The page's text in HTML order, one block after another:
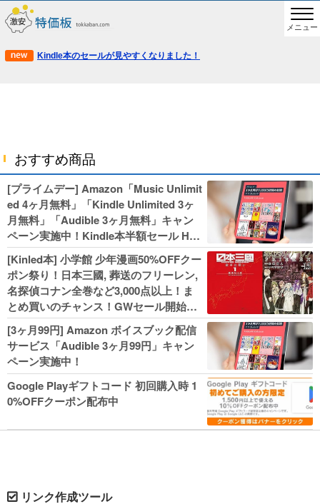
メニュー
Kindle本のセールが見やすくなりました！
おすすめ商品
[プライムデー] Amazon「Music Unlimit
ed 4ヶ月無料」「Kindle Unlimited 3ヶ
月無料」「Audible 3ヶ月無料」キャン
ペーン実施中！Kindle本半額セール HU
NTER×HUNTERなど集英社、無職転生,
幼女戦記などKADOKAWA、キャプテン
翼100円セールも！
[Kinled本] 小学館 少年漫画50%OFFクー
ポン祭り！日本三國, 葬送のフリーレン,
名探偵コナン全巻など3,000点以上！ま
とめ買いのチャンス！GWセール開始！
人気コミック多数 カドカワ祭やIT関連本
がセールに！
[3ヶ月99円] Amazon ボイスブック配信
サービス「Audible 3ヶ月99円」キャン
ペーン実施中！
Google Playギフトコード 初回購入時 1
0%OFFクーポン配布中
リンク作成ツール